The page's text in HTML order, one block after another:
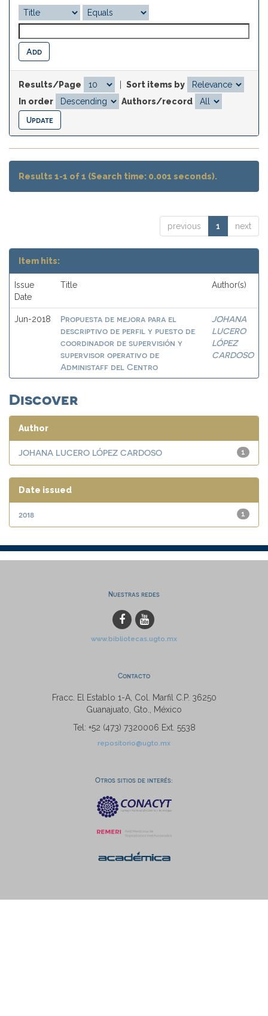
Results/Page
Sort items by
In order
Authors/record
Results 1-1 of 1 (Search time: 0.001 seconds).
previous 1 next
Item hits:
Issue
Date
Title Author(s)
Jun-2018
Propuesta de mejora para el
descriptivo de perfil y puesto de
coordinador de supervisión y
supervisor operativo de
Administaff del Centro
JOHANA
LUCERO
LÓPEZ
CARDOSO
Discover
Author
1
JOHANA LUCERO LÓPEZ CARDOSO
Date issued
1
2018
Nuestras redes
www.bibliotecas.ugto.mx
Contacto
Fracc. El Establo 1-A, Col. Marfil C.P. 36250
Guanajuato, Gto., México
Tel: +52 (473) 7320006 Ext. 5538
repositorio@ugto.mx
Otros sitios de interés: